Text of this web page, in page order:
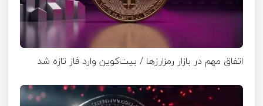
اتفاق مهم در بازار رمزارزها / بیت‌کوین وارد فاز تازه شد